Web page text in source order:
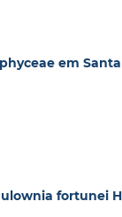
em
fortunei